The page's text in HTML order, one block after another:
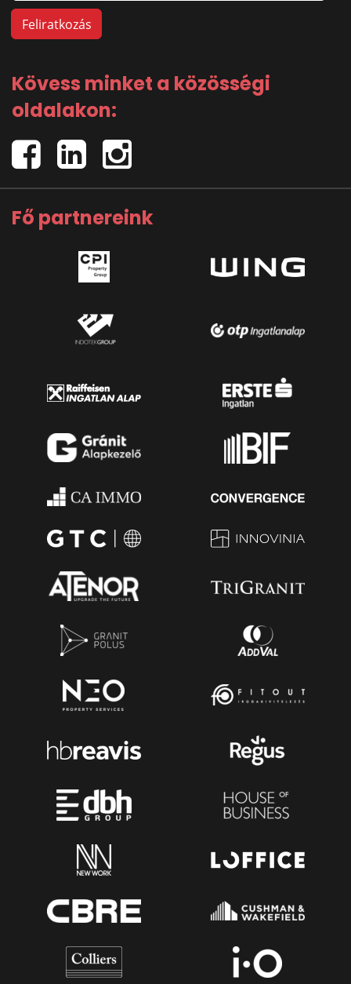
Kövess minket a közösségi
oldalakon:
Fő partnereink